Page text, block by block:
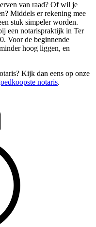
van raad? Of wil je
Middels er rekening mee
stuk simpeler worden.
een notarispraktijk in Ter
Voor de beginnende
hoog liggen, en
Kijk dan eens op onze
notaris.